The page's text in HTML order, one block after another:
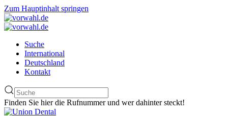
Zum Hauptinhalt springen
Suche
International
Deutschland
Kontakt
Finden Sie hier die Rufnummer und wer dahinter steckt!